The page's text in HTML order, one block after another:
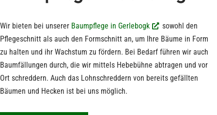
Wir bieten bei unserer Baumpflege in Gerlebogk
sowohl den
Pflegeschnitt als auch den Formschnitt an, um Ihre Bäume in Form
zu halten und ihr Wachstum zu fördern. Bei Bedarf führen wir auch
Baumfällungen durch, die wir mittels Hebebühne abtragen und vor
Ort schreddern. Auch das Lohnschreddern von bereits gefällten
Bäumen und Hecken ist bei uns möglich.